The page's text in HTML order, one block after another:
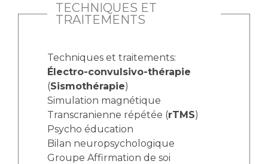
TECHNIQUES ET
TRAITEMENTS
Techniques et traitements:
Électro-convulsivo-thérapie
(Sismothérapie)
Simulation magnétique
Transcranienne répétée (rTMS)
Psycho éducation
Bilan neuropsychologique
Groupe Affirmation de soi